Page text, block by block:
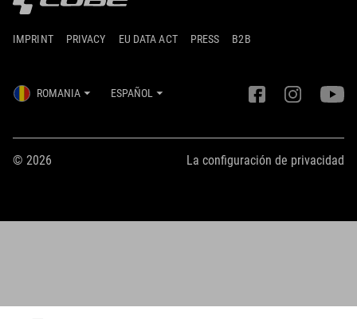
IMPRINT PRIVACY EU DATA ACT PRESS B2B
ROMANIA ESPAÑOL
© 2026 La configuración de privacidad